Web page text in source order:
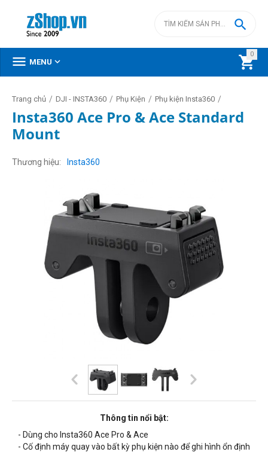
0


 MENU 
Trang chủ / DJI - INSTA360 / Phụ Kiện / Phụ kiện Insta360 /
Insta360 Ace Pro & Ace Standard
Mount
Thương hiệu Insta360
Thông tin nổi bật:
- Dùng cho Insta360 Ace Pro & Ace
- Cố định máy quay vào bất kỳ phụ kiện nào để ghi hình ổn định